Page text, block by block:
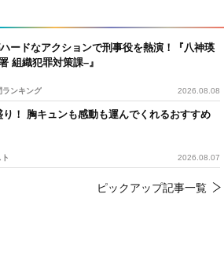
ードなアクションで刑事役を熱演！『八神瑛
組織犯罪対策課–』
ンキング 2026.08.08
！ 胸キュンも感動も運んでくれるおすすめ
2026.08.07
ピックアップ記事一覧